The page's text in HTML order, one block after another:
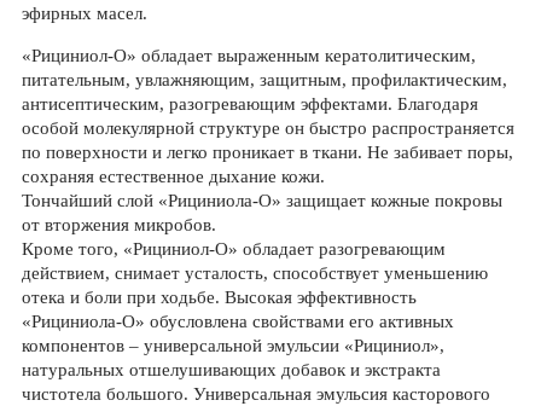
эфирных масел.
«Рициниол-О» обладает выраженным кератолитическим,
питательным, увлажняющим, защитным, профилактическим,
антисептическим, разогревающим эффектами. Благодаря
особой молекулярной структуре он быстро распространяется
по поверхности и легко проникает в ткани. Не забивает поры,
сохраняя естественное дыхание кожи.
Тончайший слой «Рициниола-О» защищает кожные покровы
от вторжения микробов.
Кроме того, «Рициниол-О» обладает разогревающим
действием, снимает усталость, способствует уменьшению
отека и боли при ходьбе. Высокая эффективность
«Рициниола-О» обусловлена свойствами его активных
компонентов – универсальной эмульсии «Рициниол»,
натуральных отшелушивающих добавок и экстракта
чистотела большого. Универсальная эмульсия касторового